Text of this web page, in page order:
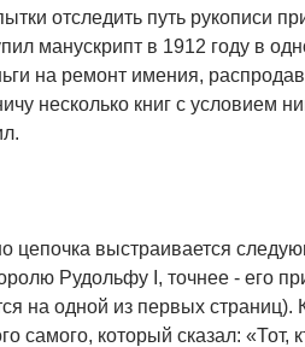
отследить путь рукописи
манускрипт в 1912 году в
на ремонт имения,
несколько книг с условием
цепочка выстраивается
Рудольфу I, точнее - его
на одной из первых страниц).
самого, который сказал: «Тот,